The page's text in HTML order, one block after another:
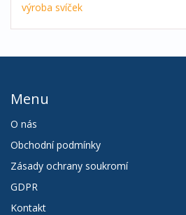
výroba svíček
Menu
O nás
Obchodní podmínky
Zásady ochrany soukromí
GDPR
Kontakt